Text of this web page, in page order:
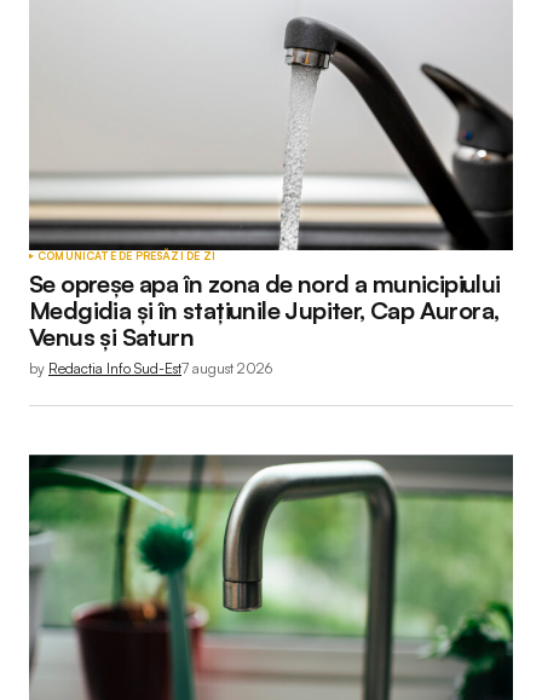
COMUNICATE DE PRESĂZI DE ZI
Se opreșe apa în zona de nord a municipiului
Medgidia și în stațiunile Jupiter, Cap Aurora,
Venus și Saturn
by Redactia Info Sud-Est7 august 2026